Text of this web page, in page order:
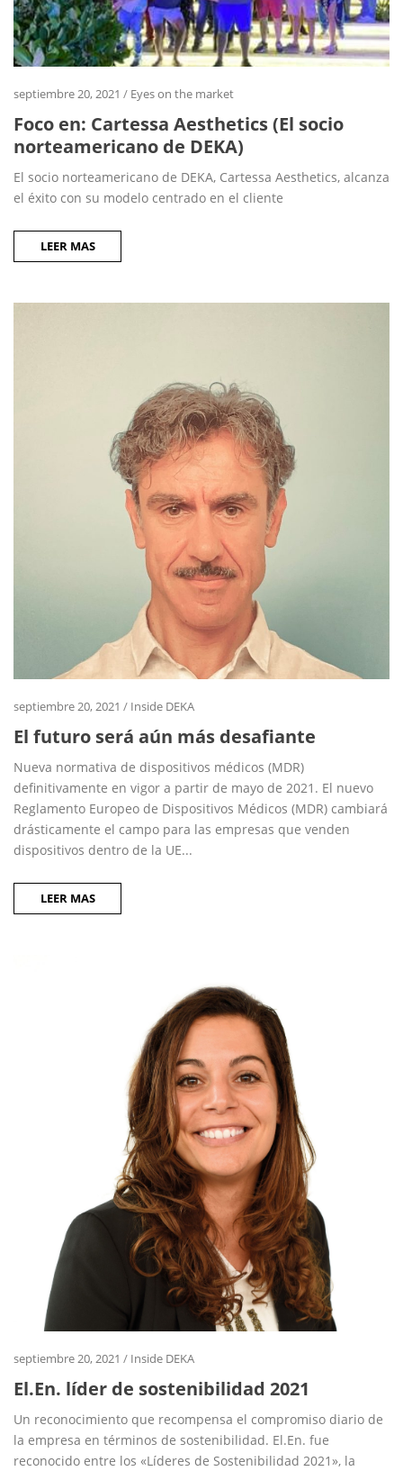
septiembre 20, 2021 / Eyes on the market
Foco en: Cartessa Aesthetics (El socio
norteamericano de DEKA)
El socio norteamericano de DEKA, Cartessa Aesthetics, alcanza
el éxito con su modelo centrado en el cliente
LEER MAS
septiembre 20, 2021 / Inside DEKA
El futuro será aún más desafiante
Nueva normativa de dispositivos médicos (MDR)
definitivamente en vigor a partir de mayo de 2021. El nuevo
Reglamento Europeo de Dispositivos Médicos (MDR) cambiará
drásticamente el campo para las empresas que venden
dispositivos dentro de la UE...
LEER MAS
septiembre 20, 2021 / Inside DEKA
El.En. líder de sostenibilidad 2021
Un reconocimiento que recompensa el compromiso diario de
la empresa en términos de sostenibilidad. El.En. fue
reconocido entre los «Líderes de Sostenibilidad 2021», la